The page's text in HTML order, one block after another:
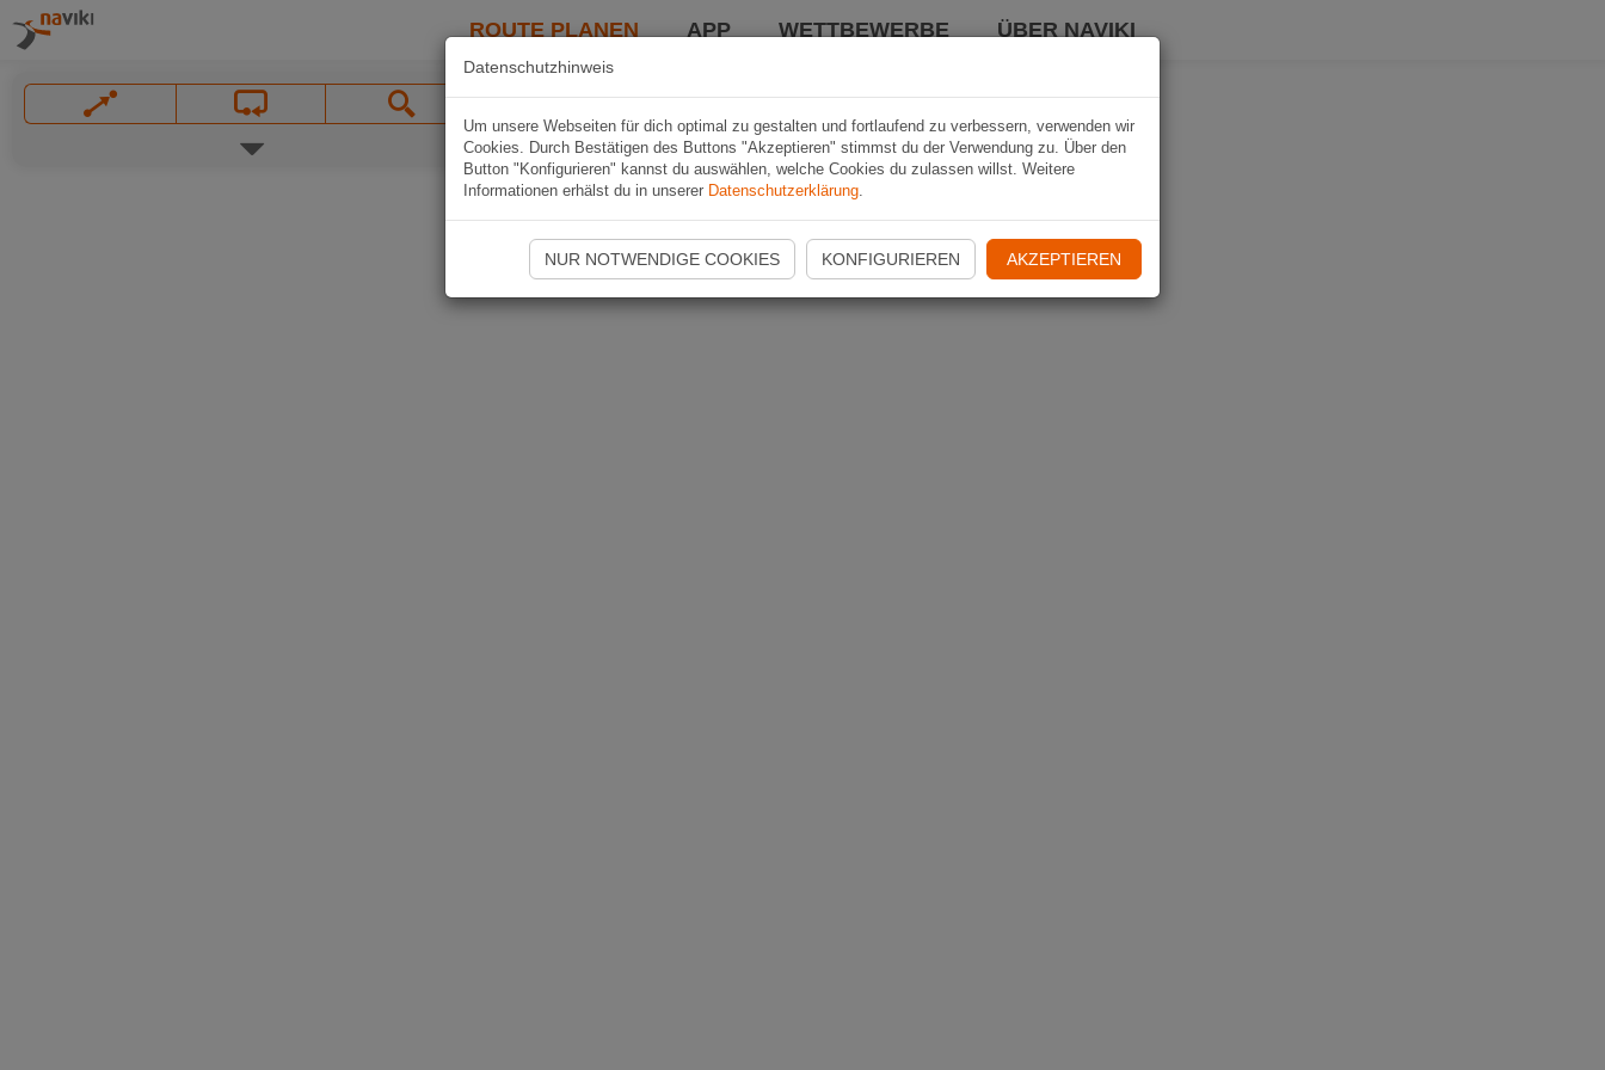
ROUTE PLANEN APP WETTBEWERBE ÜBER NAVIKI
Datenschutzhinweis
Um unsere Webseiten für dich optimal zu gestalten und fortlaufend zu verbessern, verwenden wir
Cookies. Durch Bestätigen des Buttons "Akzeptieren" stimmst du der Verwendung zu. Über den
Button "Konfigurieren" kannst du auswählen, welche Cookies du zulassen willst. Weitere
Informationen erhälst du in unserer Datenschutzerklärung.
NUR NOTWENDIGE COOKIES KONFIGURIEREN AKZEPTIEREN